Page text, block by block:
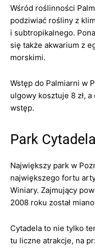
Wśród roślinności
podziwiać rośliny z
i subtropikalnego.
się także akwarium z
morskimi.
Wstęp do Palmiarni w
ulgowy kosztuje 8 zł,
wstęp.
Park
Największy park w
największego fortu
Winiary. Zajmujący
2008 roku został
Cytadela to nie tylko
tu liczne atrakcje, na